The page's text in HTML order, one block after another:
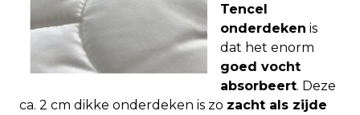
Tencel
onderdeken is
dat het enorm
goed vocht
absorbeert. Deze
ca. 2 cm dikke onderdeken is zo zacht als zijde